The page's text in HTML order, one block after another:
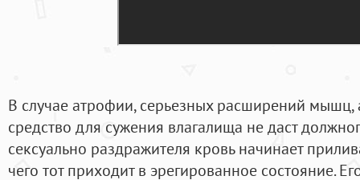
В случае атрофии, серьезных расширений мышц,
средство для сужения влагалища не даст
сексуально раздражителя кровь начинает
чего тот приходит в эрегированное состояние.